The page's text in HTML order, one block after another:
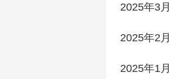
2025年3月
2025年2月
2025年1月